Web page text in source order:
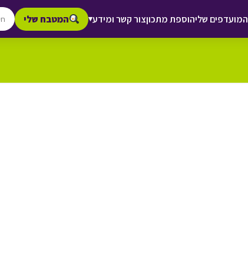
המועדפים שליהוספת מתכוןצור קשר ומידע▾ המטבח שלי